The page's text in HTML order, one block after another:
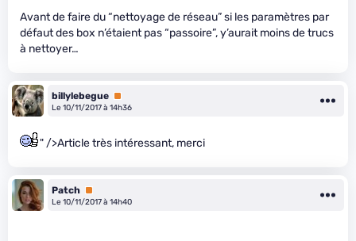
Avant de faire du “nettoyage de réseau” si les paramètres par
défaut des box n’étaient pas “passoire”, y’aurait moins de trucs
à nettoyer…
billylebegue Premium
Le 10/11/2017 à 14h36
" />Article très intéressant, merci
Patch Premium
Le 10/11/2017 à 14h40